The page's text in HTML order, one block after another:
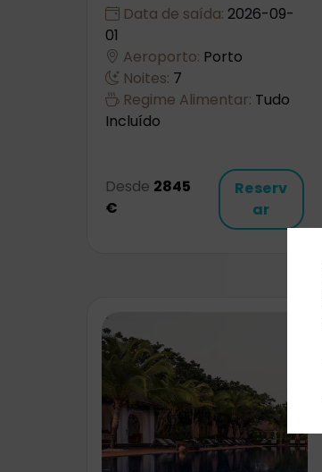
Data de saída: 2026-09-
01
Aeroporto: Porto
Noites: 7
Regime Alimentar: Tudo
Incluído
Desde 2845
€
Reserv
ar